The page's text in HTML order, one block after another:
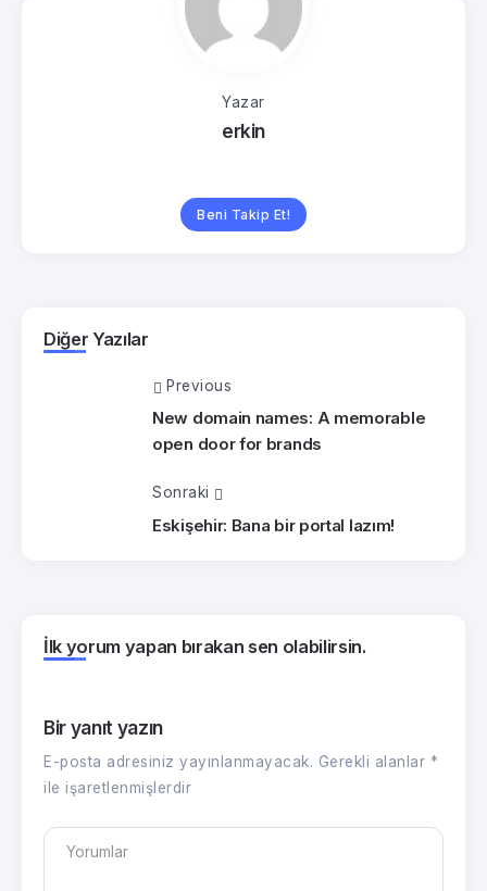
Yazar
erkin
Beni Takip Et!
Diğer Yazılar
Previous
New domain names: A memorable
open door for brands
Sonraki
Eskişehir: Bana bir portal lazım!
İlk yorum yapan bırakan sen olabilirsin.
Bir yanıt yazın
E-posta adresiniz yayınlanmayacak. Gerekli alanlar *
ile işaretlenmişlerdir